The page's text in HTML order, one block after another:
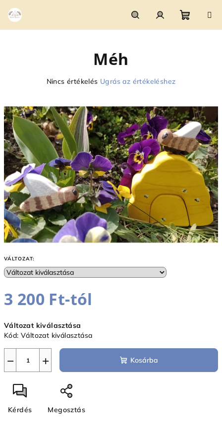
KeresésBejelentkezés
Kosár
VÁLTOZAT:
3 200 Ft-tól
Változat kiválasztása
Kód: Változat kiválasztása
+
− Kosárba
Kérdés Megosztás
Méh
A
értékelése
5-
ből
0,0
csillag.
Nincs értékelés Ugrás az értékeléshez